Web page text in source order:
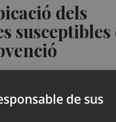
dels
susceptibles
es correspon
i Renovació
declarada per la
de sus